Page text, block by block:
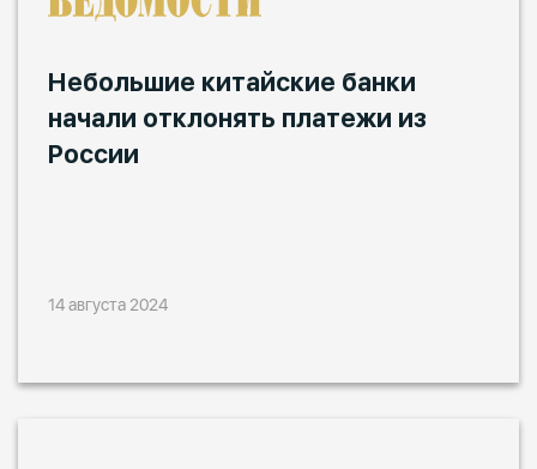
Небольшие китайские банки
начали отклонять платежи из
России
14 августа 2024